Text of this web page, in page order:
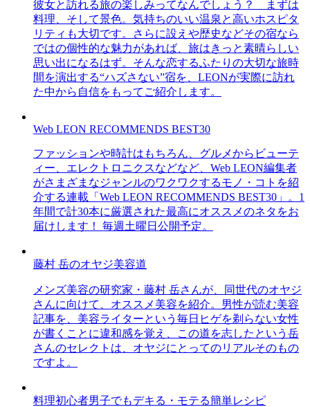
彼女と訪れる旅の楽しみってなんでしょう？ まずは
料理、そして景色。気持ちのいい温泉と高いホスピタ
リティも大切です。さらに設えや歴史などその宿なら
ではの個性的な魅力があれば、旅はきっと素晴らしい
思い出になるはず。そんな恋するふたりの大切な旅時
間を演出する“ハズさない”宿を、LEONが実際に訪れ
た中から自信をもってご紹介します。
Web LEON RECOMMENDS BEST30
ファッションや時計はもちろん、グルメからビューテ
ィー、エレクトロニクスなどなど、Web LEON編集者
がさまざまなジャンルのワクワクするモノ・コトを紹
介する連載「Web LEON RECOMMENDS BEST30」。1
年間で計30本に厳選された最高にオススメのネタをお
届けします！ 毎週土曜日公開予定。
藤村 岳のオヤジ美容道
メンズ美容の研究家・藤村 岳さんが、同世代のオヤジ
さんに向けて、オススメ美容を紹介。男性が読む美容
記事を、美容ライターという毎日ヒゲを剃らない女性
が書くことに違和感を覚え、この道を志したという岳
さんのセレクトは、オヤジにとってのリアルそのもの
ですよ。
料理初心者男子でもデキる・モテる簡単レシピ